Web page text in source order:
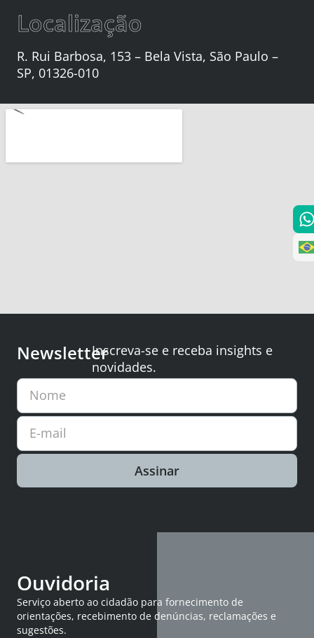
Localização
R. Rui Barbosa, 153 – Bela Vista, São Paulo –
SP, 01326-010
NewsletterInscreva-se e receba insights e
novidades.
Nome
E-mail
Assinar
Ouvidoria
Serviço aberto ao cidadão para fornecimento de
orientações, recebimento de denúncias, reclamações e
sugestões.